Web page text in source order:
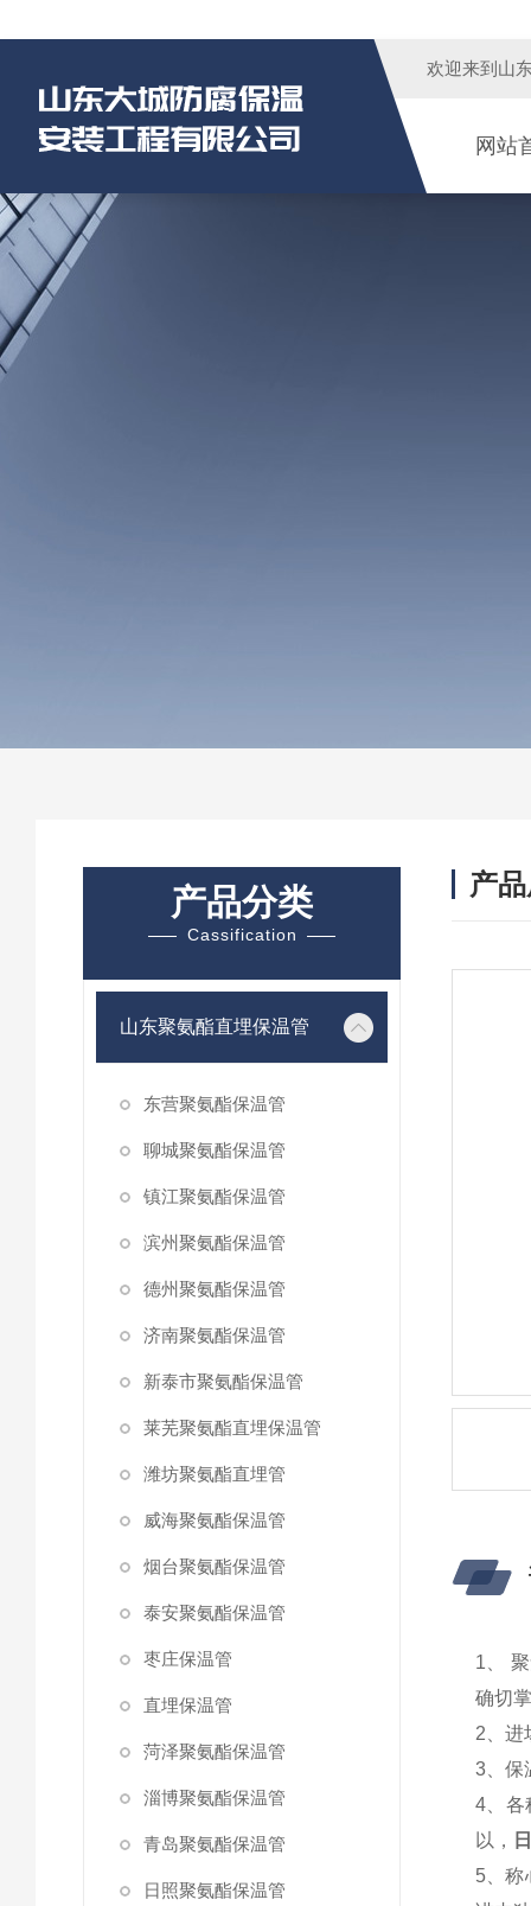
欢迎来到 山
网站
产品分类
Cassification
山东聚氨酯直埋保温管
东营聚氨酯保温管
聊城聚氨酯保温管
镇江聚氨酯保温管
滨州聚氨酯保温管
德州聚氨酯保温管
济南聚氨酯保温管
新泰市聚氨酯保温管
莱芜聚氨酯直埋保温管
潍坊聚氨酯直埋管
威海聚氨酯保温管
烟台聚氨酯保温管
泰安聚氨酯保温管
枣庄保温管
直埋保温管
菏泽聚氨酯保温管
淄博聚氨酯保温管
青岛聚氨酯保温管
日照聚氨酯保温管
产
1、
确切
2、进
3、保
4、各
以，
5、称